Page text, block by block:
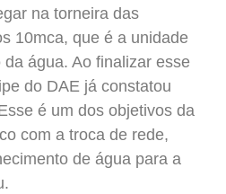
na torneira das
10mca, que é a unidade
água. Ao finalizar esse
do DAE já constatou
é um dos objetivos da
com a troca de rede,
de água para a